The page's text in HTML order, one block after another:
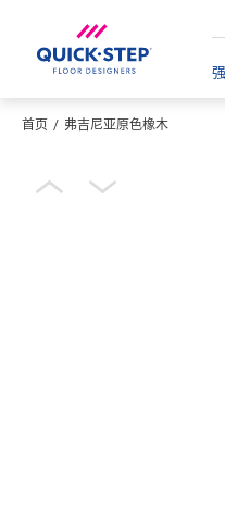
首页 弗吉尼亚原色橡木